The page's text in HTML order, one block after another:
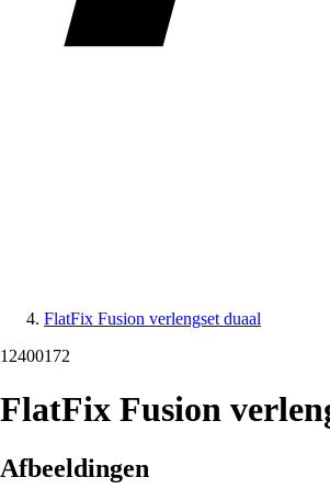
FlatFix Fusion verlengset duaal
12400172
FlatFix Fusion
Afbeeldingen